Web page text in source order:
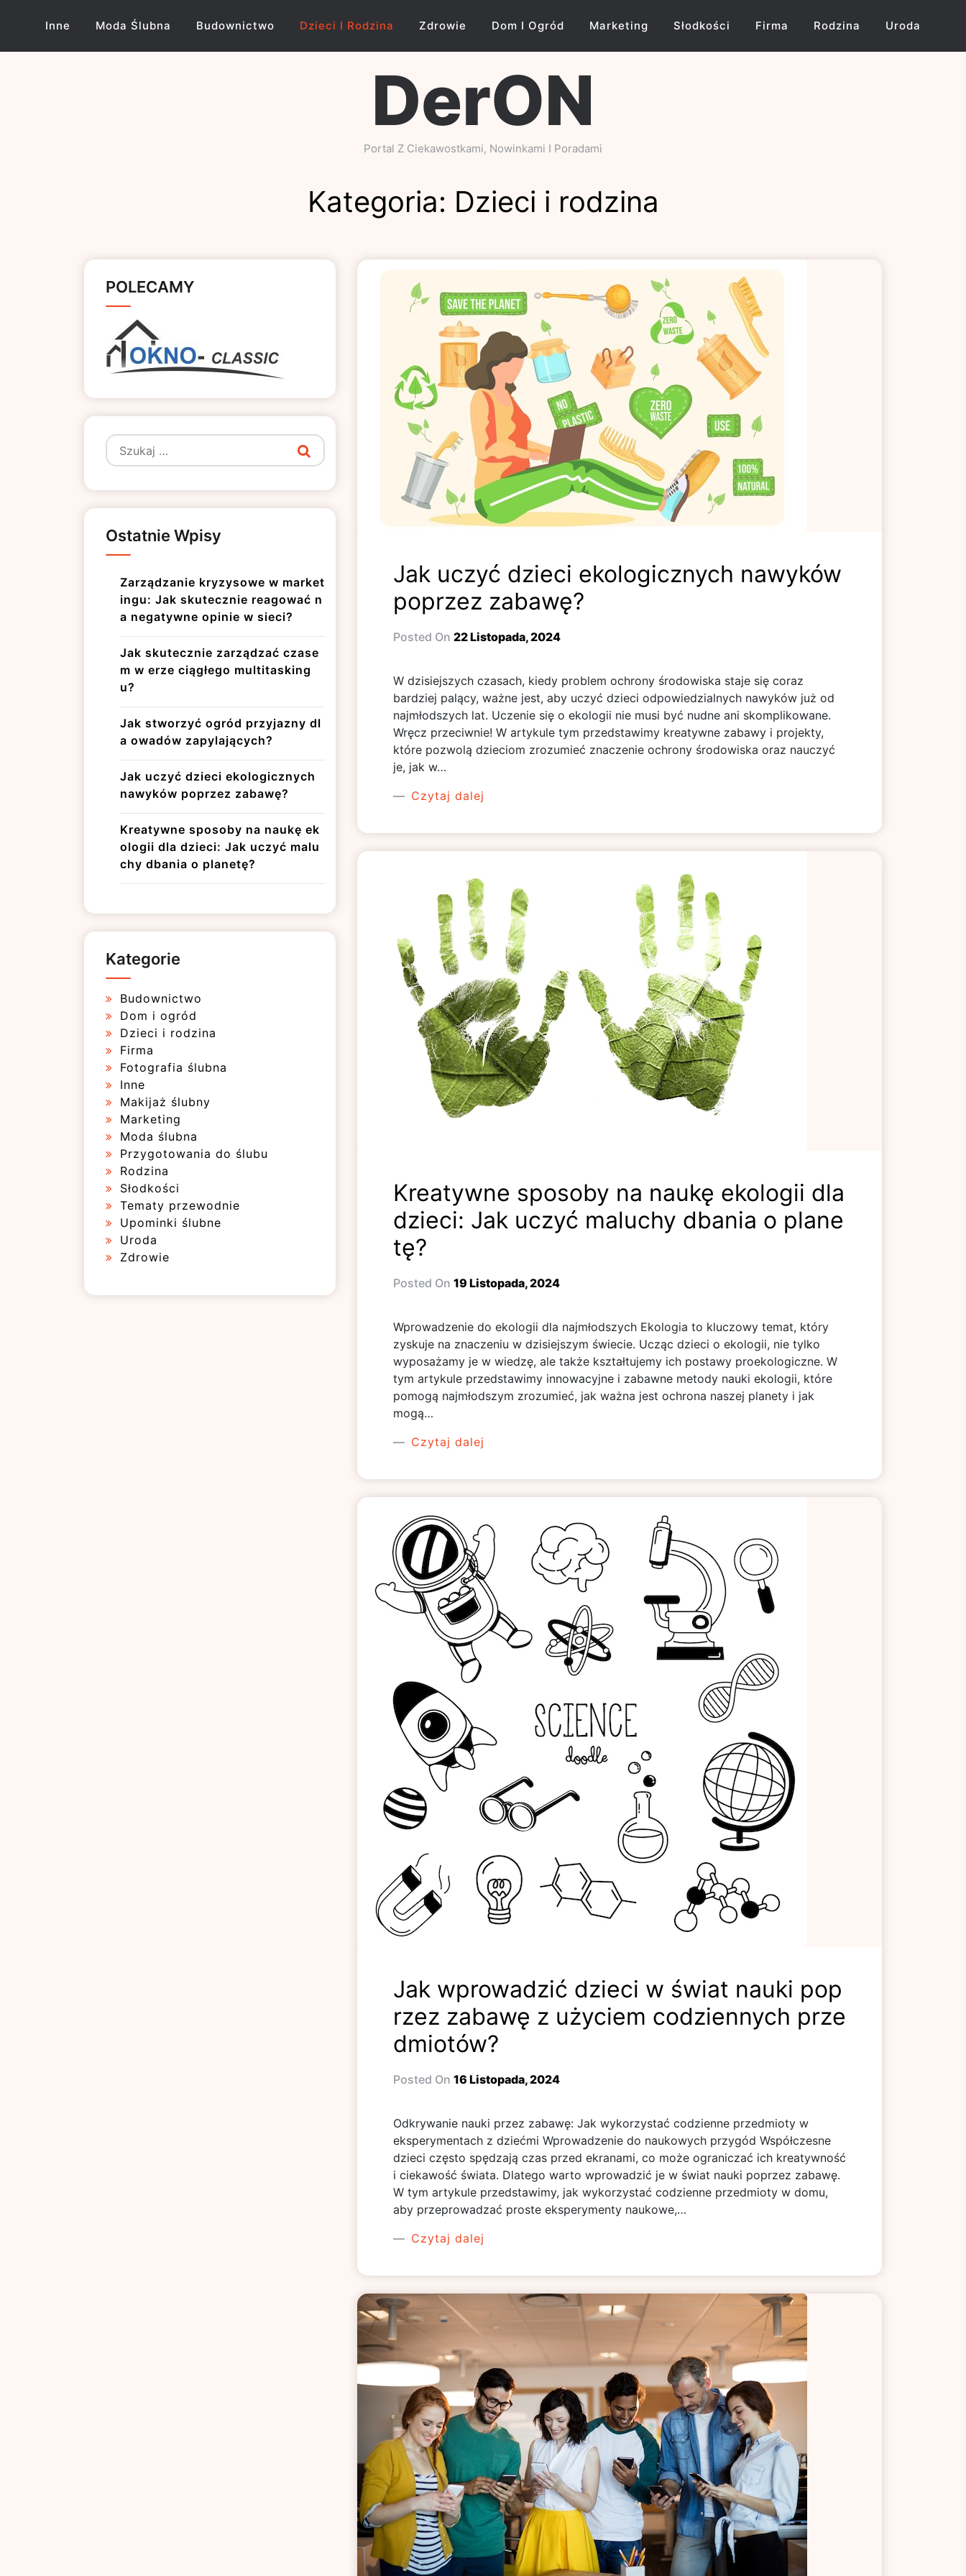
Inne Moda Ślubna Budownictwo Dzieci I Rodzina Zdrowie Dom I Ogród Marketing Słodkości Firma Rodzina Uroda
DerON
Portal Z Ciekawostkami, Nowinkami I Poradami
Kategoria: Dzieci i rodzina
Jak uczyć dzieci ekologicznych nawyków
poprzez zabawę?
Posted On 22 Listopada, 2024
W dzisiejszych czasach, kiedy problem ochrony środowiska staje się coraz
bardziej palący, ważne jest, aby uczyć dzieci odpowiedzialnych nawyków już od
najmłodszych lat. Uczenie się o ekologii nie musi być nudne ani skomplikowane.
Wręcz przeciwnie! W artykule tym przedstawimy kreatywne zabawy i projekty,
które pozwolą dzieciom zrozumieć znaczenie ochrony środowiska oraz nauczyć
je, jak w…
Czytaj dalej
Kreatywne sposoby na naukę ekologii dla
dzieci: Jak uczyć maluchy dbania o plane
tę?
Posted On 19 Listopada, 2024
Wprowadzenie do ekologii dla najmłodszych Ekologia to kluczowy temat, który
zyskuje na znaczeniu w dzisiejszym świecie. Ucząc dzieci o ekologii, nie tylko
wyposażamy je w wiedzę, ale także kształtujemy ich postawy proekologiczne. W
tym artykule przedstawimy innowacyjne i zabawne metody nauki ekologii, które
pomogą najmłodszym zrozumieć, jak ważna jest ochrona naszej planety i jak
mogą…
Czytaj dalej
Jak wprowadzić dzieci w świat nauki pop
rzez zabawę z użyciem codziennych prze
dmiotów?
Posted On 16 Listopada, 2024
Odkrywanie nauki przez zabawę: Jak wykorzystać codzienne przedmioty w
eksperymentach z dziećmi Wprowadzenie do naukowych przygód Współczesne
dzieci często spędzają czas przed ekranami, co może ograniczać ich kreatywność
i ciekawość świata. Dlatego warto wprowadzić je w świat nauki poprzez zabawę.
W tym artykule przedstawimy, jak wykorzystać codzienne przedmioty w domu,
aby przeprowadzać proste eksperymenty naukowe,…
Czytaj dalej
POLECAMY
Szukaj:
Ostatnie Wpisy
Zarządzanie kryzysowe w market
ingu: Jak skutecznie reagować n
a negatywne opinie w sieci?
Jak skutecznie zarządzać czase
m w erze ciągłego multitasking
u?
Jak stworzyć ogród przyjazny dl
a owadów zapylających?
Jak uczyć dzieci ekologicznych
nawyków poprzez zabawę?
Kreatywne sposoby na naukę ek
ologii dla dzieci: Jak uczyć malu
chy dbania o planetę?
Kategorie
Budownictwo
Dom i ogród
Dzieci i rodzina
Firma
Fotografia ślubna
Inne
Makijaż ślubny
Marketing
Moda ślubna
Przygotowania do ślubu
Rodzina
Słodkości
Tematy przewodnie
Upominki ślubne
Uroda
Zdrowie